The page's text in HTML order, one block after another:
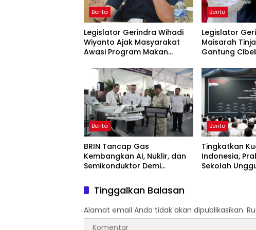
Berita
Legislator Gerindra Wihadi
Wiyanto Ajak Masyarakat
Awasi Program Makan
Sasaran
Berita
Legislator
Maisarah
Gantung
Berita
BRIN Tancap Gas
Kembangkan AI, Nuklir, dan
Semikonduktor Demi
Berita
Tingkatkan
Indonesia,
Sekolah
Tinggalkan Balasan
Alamat email Anda tidak akan dipublikasikan.